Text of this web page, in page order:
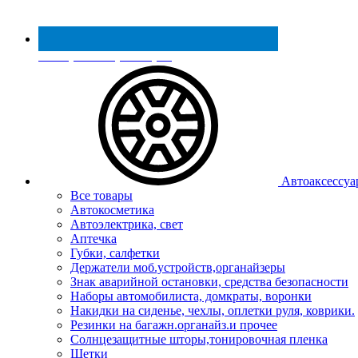
Реестр МинПромТорга
Все товары
Автокосметика
Автоэлектрика, свет
Аптечка
Губки, салфетки
Держатели моб.устройств,органайзеры
Знак аварийной остановки, средства безопасности
Наборы автомобилиста, домкраты, воронки
Накидки на сиденье, чехлы, оплетки руля, коврики.
Резинки на багажн.органайз.и прочее
Солнцезащитные шторы,тонировочная пленка
Щетки